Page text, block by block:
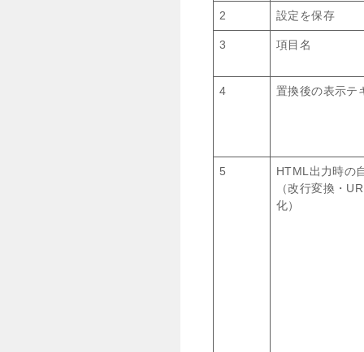
2 設定を保存
3 項目名
4 置換後の表示テ
5
HTML出力時の
（改行変換・
化）